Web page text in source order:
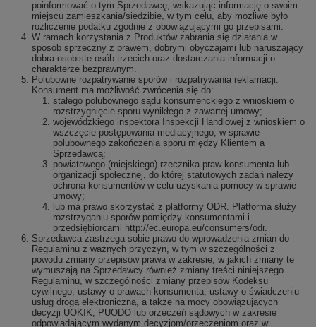
poinformować o tym Sprzedawcę, wskazując informację o swoim
miejscu zamieszkania/siedzibie, w tym celu, aby możliwe było
rozliczenie podatku zgodnie z obowiązującymi go przepisami.
W ramach korzystania z Produktów zabrania się działania w
sposób sprzeczny z prawem, dobrymi obyczajami lub naruszający
dobra osobiste osób trzecich oraz dostarczania informacji o
charakterze bezprawnym.
Polubowne rozpatrywanie sporów i rozpatrywania reklamacji.
Konsument ma możliwość zwrócenia się do:
stałego polubownego sądu konsumenckiego z wnioskiem o
rozstrzygnięcie sporu wynikłego z zawartej umowy;
wojewódzkiego inspektora Inspekcji Handlowej z wnioskiem o
wszczęcie postępowania mediacyjnego, w sprawie
polubownego zakończenia sporu między Klientem a
Sprzedawcą;
powiatowego (miejskiego) rzecznika praw konsumenta lub
organizacji społecznej, do której statutowych zadań należy
ochrona konsumentów w celu uzyskania pomocy w sprawie
umowy;
lub ma prawo skorzystać z platformy ODR. Platforma służy
rozstrzyganiu sporów pomiędzy konsumentami i
przedsiębiorcami http://ec.europa.eu/consumers/odr.
Sprzedawca zastrzega sobie prawo do wprowadzenia zmian do
Regulaminu z ważnych przyczyn, w tym w szczególności z
powodu zmiany przepisów prawa w zakresie, w jakich zmiany te
wymuszają na Sprzedawcy również zmiany treści niniejszego
Regulaminu, w szczególności zmiany przepisów Kodeksu
cywilnego, ustawy o prawach konsumenta, ustawy o świadczeniu
usług drogą elektroniczną, a także na mocy obowiązujących
decyzji UOKIK, PUODO lub orzeczeń sądowych w zakresie
odpowiadającym wydanym decyzjom/orzeczeniom oraz w